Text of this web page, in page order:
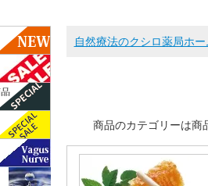
自然療法のクシロ薬局ホー
商品のカテゴリーは商